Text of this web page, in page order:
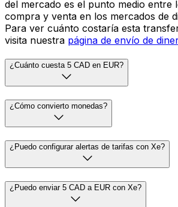
del mercado es el punto medio entre
compra y venta en los mercados de
Para ver cuánto costaría esta
visita nuestra página de envío de
¿Cuánto cuesta 5 CAD en EUR?
¿Cómo convierto monedas?
¿Puedo configurar alertas de tarifas con Xe?
¿Puedo enviar 5 CAD a EUR con Xe?